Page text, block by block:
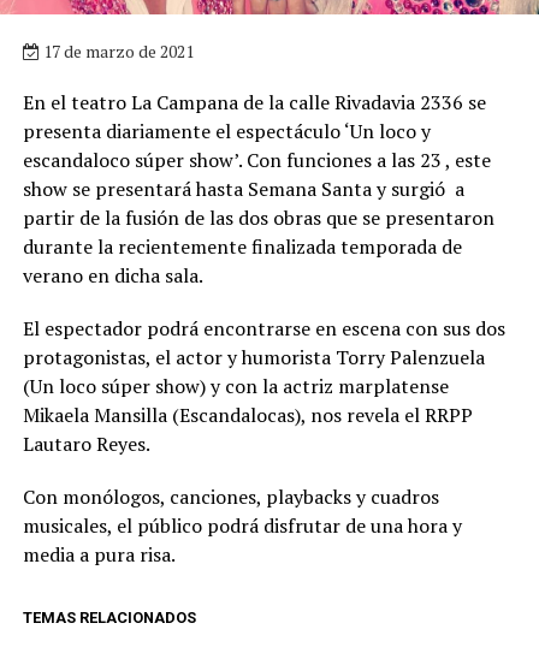
17 de marzo de 2021
En el teatro La Campana de la calle Rivadavia 2336 se
presenta diariamente el espectáculo ‘Un loco y
escandaloco súper show’. Con funciones a las 23 , este
show se presentará hasta Semana Santa y surgió a
partir de la fusión de las dos obras que se presentaron
durante la recientemente finalizada temporada de
verano en dicha sala.
El espectador podrá encontrarse en escena con sus dos
protagonistas, el actor y humorista Torry Palenzuela
(Un loco súper show) y con la actriz marplatense
Mikaela Mansilla (Escandalocas), nos revela el RRPP
Lautaro Reyes.
Con monólogos, canciones, playbacks y cuadros
musicales, el público podrá disfrutar de una hora y
media a pura risa.
TEMAS RELACIONADOS